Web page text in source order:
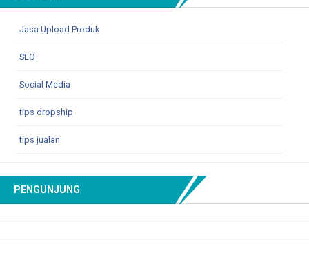
Jasa Upload Produk
SEO
Social Media
tips dropship
tips jualan
PENGUNJUNG